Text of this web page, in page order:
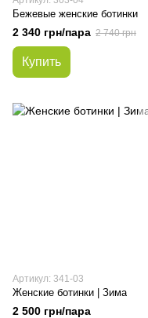
Бежевые женские ботинки
2 340 грн/пара 2 740 грн
Купить
Артикул: 341-03
Женские ботинки | Зима
2 500 грн/пара